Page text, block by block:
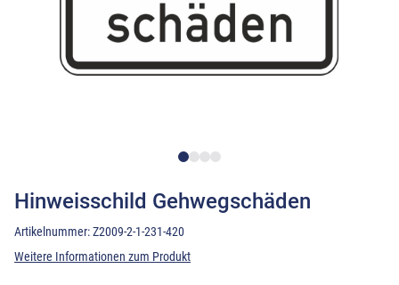
Hinweisschild Gehwegschäden
Artikelnummer:Z2009-2-1-231-420
Weitere Informationen zum Produkt